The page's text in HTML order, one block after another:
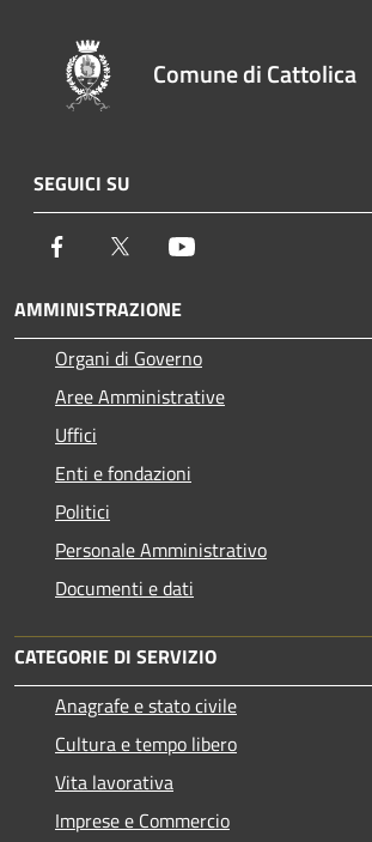
Comune di Cattolica
SEGUICI SU
Facebook Twitter
AMMINISTRAZIONE
Organi di Governo
Aree Amministrative
Uffici
Enti e fondazioni
Politici
Personale Amministrativo
Documenti e dati
CATEGORIE DI SERVIZIO
Anagrafe e stato civile
Cultura e tempo libero
Vita lavorativa
Imprese e Commercio